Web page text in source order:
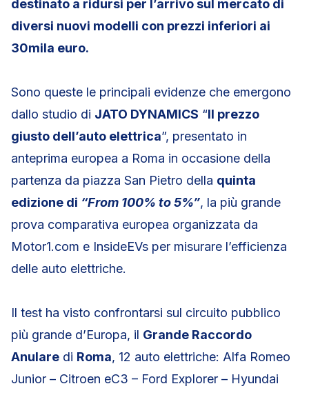
destinato a ridursi per l’arrivo sul mercato di
diversi nuovi modelli con prezzi inferiori ai
30mila euro.
Sono queste le principali evidenze che emergono
dallo studio di JATO DYNAMICS “Il prezzo
giusto dell’auto elettrica”, presentato in
anteprima europea a Roma in occasione della
partenza da piazza San Pietro della quinta
edizione di “From 100% to 5%”, la più grande
prova comparativa europea organizzata da
Motor1.com e InsideEVs per misurare l’efficienza
delle auto elettriche.
Il test ha visto confrontarsi sul circuito pubblico
più grande d’Europa, il Grande Raccordo
Anulare di Roma, 12 auto elettriche: Alfa Romeo
Junior – Citroen eC3 – Ford Explorer – Hyundai